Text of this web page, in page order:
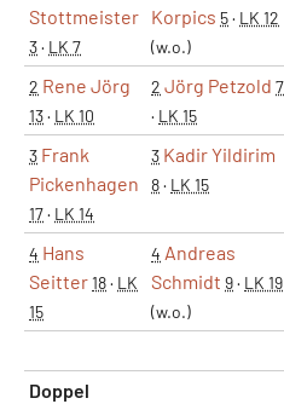
Stottmeister
3· LK 7
Korpics 5· LK 12
(w.o.)
2 Rene Jörg
13· LK 10
2 Jörg Petzold 7
· LK 15
3 Frank
Pickenhagen
17· LK 14
3 Kadir Yildirim
8· LK 15
4 Hans
Seitter18· LK
15
4 Andreas
Schmidt 9· LK 19
(w.o.)
Doppel